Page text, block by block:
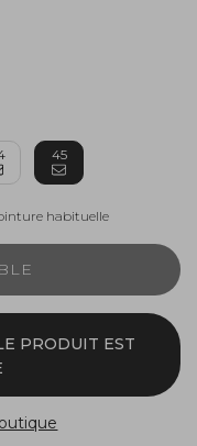
45
habituelle
PRODUIT EST